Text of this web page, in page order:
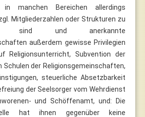
in manchen Bereichen allerdings
Mitgliederzahlen oder Strukturen zu
sind und anerkannte
außerdem gewisse Privilegien
Religionsunterricht, Subvention der
Schulen der Religionsgemeinschaften,
steuerliche Absetzbarkeit
der Seelsorger vom Wehrdienst
und Schöffenamt, und: Die
hat ihnen gegenüber keine